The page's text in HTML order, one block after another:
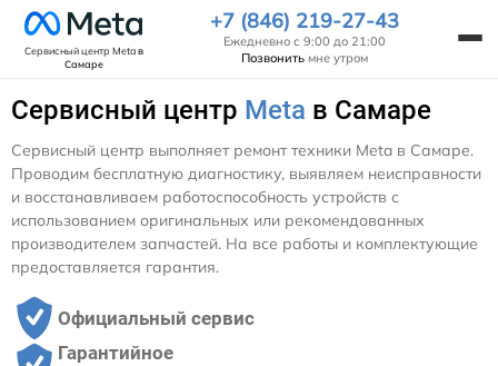
Сервисный центр Metaв
Самаре
+7 (846) 219-27-43
Ежедневно с 9:00 до 21:00
Позвонить мне утром
Сервисный центр Meta в Самаре
Сервисный центр выполняет ремонт техники Meta в Самаре.
Проводим бесплатную диагностику, выявляем неисправности
и восстанавливаем работоспособность устройств с
использованием оригинальных или рекомендованных
производителем запчастей. На все работы и комплектующие
предоставляется гарантия.
Официальный сервис
Гарантийное